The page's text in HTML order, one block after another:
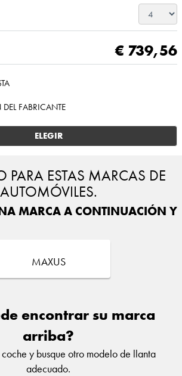
€ 739,56
FABRICANTE
ELEGIR
PARA ESTAS MARCAS DE
AUTOMÓVILES.
MARCA A CONTINUACIÓN Y
MAXUS
encontrar su marca
arriba?
coche y busque otro modelo de llanta
adecuado.